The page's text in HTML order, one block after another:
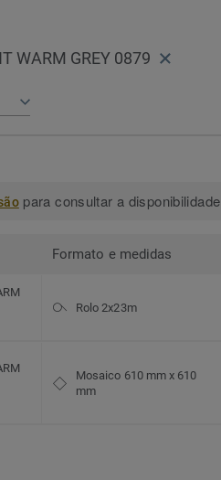
WARM GREY 0879
para consultar a
Formato e medidas
Rolo 2x23m
Mosaico 610 mm x 610
mm